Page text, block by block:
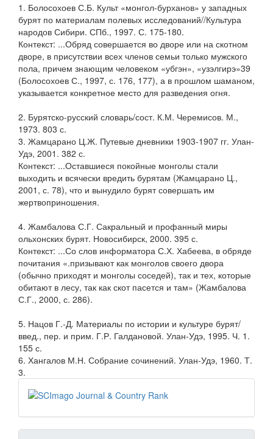
1. Болосохоев С.Б. Культ «монгол-бурханов» у западных
бурят по материалам полевых исследований//Культура
народов Сибири. СПб., 1997. С. 175-180.
Контекст: ...Обряд совершается во дворе или на скотном
дворе, в присутствии всех членов семьи только мужского
пола, причем знающим человеком «убгэн», «узэлгирэ»39
(Болосохоев С., 1997, с. 176, 177), а в прошлом шаманом,
указывается конкретное место для разведения огня.
2. Бурятско-русский словарь/сост. К.М. Черемисов. М.,
1973. 803 с.
3. Жамцарано Ц.Ж. Путевые дневники 1903-1907 гг. Улан-
Удэ, 2001. 382 с.
Контекст: ...Оставшиеся покойные монголы стали
выходить и всячески вредить бурятам (Жамцарано Ц.,
2001, с. 78), что и вынудило бурят совершать им
жертвоприношения.
4. Жамбалова С.Г. Сакральный и профанный миры
ольхонских бурят. Новосибирск, 2000. 395 с.
Контекст: ...Со слов информатора С.Х. Хабеева, в обряде
почитания «.призывают как монголов своего двора
(обычно приходят и монголы соседей), так и тех, которые
обитают в лесу, так как скот пасется и там» (Жамбалова
С.Г., 2000, с. 286).
5. Нацов Г.-Д. Материалы по истории и культуре бурят/
введ., пер. и прим. Г.Р. Галдановой. Улан-Удэ, 1995. Ч. 1.
155 с.
6. Хангалов М.Н. Собрание сочинений. Улан-Удэ, 1960. Т.
3.